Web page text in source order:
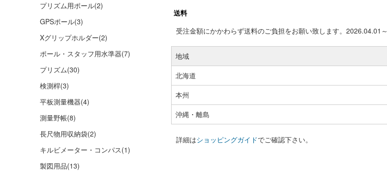
プリズム用ポール(2)
GPSポール(3)
Xグリップホルダー(2)
ポール・スタッフ用水準器(7)
プリズム(30)
検測桿(3)
平板測量機器(4)
測量野帳(8)
長尺物用収納袋(2)
キルビメーター・コンパス(1)
製図用品(13)
送料
受注金額にかかわらず送料のご負担をお願い致します。2026.04.01～
地域
北海道
本州
沖縄・離島
詳細はショッピングガイドでご確認下さい。